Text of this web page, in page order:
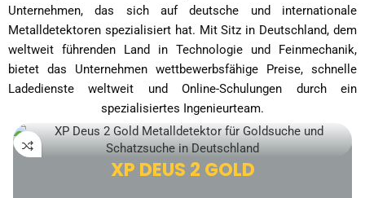
Unternehmen, das sich auf deutsche und internationale
Metalldetektoren spezialisiert hat. Mit Sitz in Deutschland, dem
weltweit führenden Land in Technologie und Feinmechanik,
bietet das Unternehmen wettbewerbsfähige Preise, schnelle
Ladedienste weltweit und Online-Schulungen durch ein
spezialisiertes Ingenieurteam.
XP DEUS 2 GOLD